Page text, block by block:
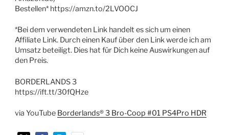
Bestellen* https://amzn.to/2LVOOCJ
*Bei dem verwendeten Link handelt es sich um einen
Affiliate Link. Durch einen Kauf über den Link werde ich am
Umsatz beteiligt. Dies hat für Dich keine Auswirkungen auf
den Preis.
BORDERLANDS 3
https://ift.tt/30fQHze
via YouTube Borderlands® 3 Bro-Coop #01 PS4Pro HDR